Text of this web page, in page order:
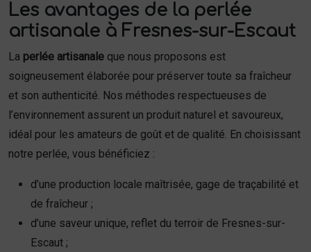
Les avantages de la perlée
artisanale à Fresnes-sur-Escaut
La perlée artisanale que nous proposons est
soigneusement élaborée pour préserver toute sa fraîcheur
et son authenticité. Nos méthodes respectueuses de
l’environnement assurent un produit naturel et savoureux,
idéal pour les amateurs de goût et de qualité. En choisissant
notre perlée, vous bénéficiez :
d’une production locale maîtrisée, gage de traçabilité et
de fraîcheur ;
d’une saveur unique, reflet du terroir de Fresnes-sur-
Escaut ;